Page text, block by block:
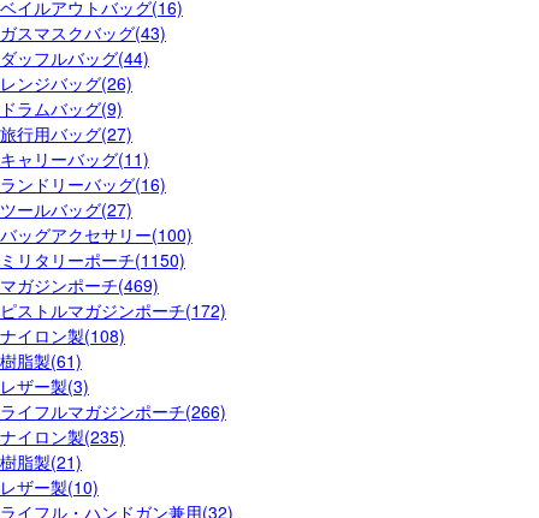
ベイルアウトバッグ(16)
ガスマスクバッグ(43)
ダッフルバッグ(44)
レンジバッグ(26)
ドラムバッグ(9)
旅行用バッグ(27)
キャリーバッグ(11)
ランドリーバッグ(16)
ツールバッグ(27)
バッグアクセサリー(100)
ミリタリーポーチ(1150)
マガジンポーチ(469)
ピストルマガジンポーチ(172)
ナイロン製(108)
樹脂製(61)
レザー製(3)
ライフルマガジンポーチ(266)
ナイロン製(235)
樹脂製(21)
レザー製(10)
ライフル・ハンドガン兼用(32)